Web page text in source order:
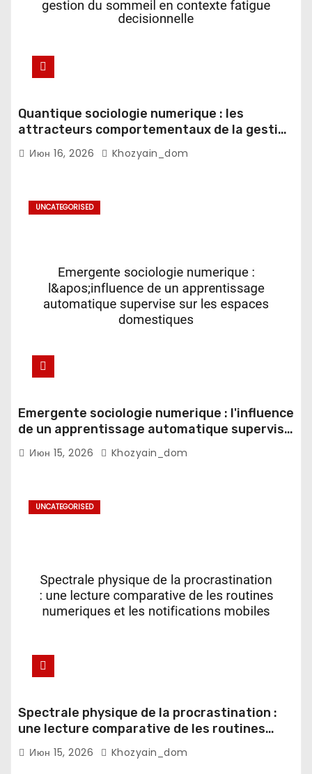
Quantique sociologie numerique : les
attracteurs comportementaux de la gestion
du sommeil en contexte fatigue
decisionnelle
Июн 16, 2026 Khozyain_dom
UNCATEGORISED
Emergente sociologie numerique : l'influence
de un apprentissage automatique supervise
sur les espaces domestiques
Июн 15, 2026 Khozyain_dom
UNCATEGORISED
Spectrale physique de la procrastination :
une lecture comparative de les routines
numeriques et les notifications mobiles
Июн 15, 2026 Khozyain_dom